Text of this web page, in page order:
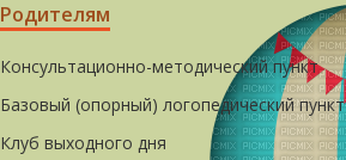
Родителям
Консультационно-методический пункт
Базовый (опорный) логопедический пункт
Клуб выходного дня